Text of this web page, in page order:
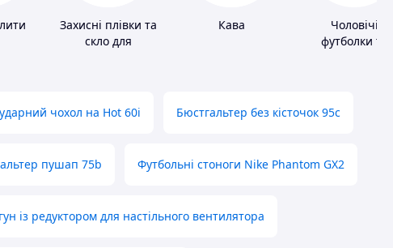
Захисні плівки та
скло для
Кава
Чоловічі
футболки та
чохол на Hot 60i Бюстгальтер без кісточок 95с
пушап 75b Футбольні стоноги Nike Phantom GX2
із редуктором для настільного вентилятора